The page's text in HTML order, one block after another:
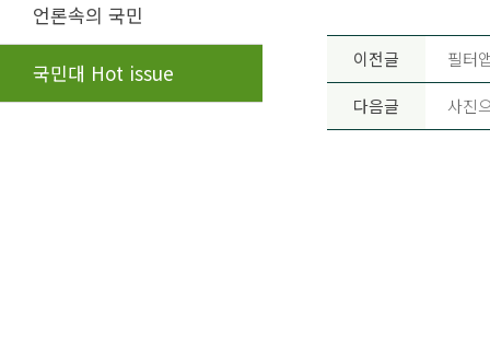
언론속의 국민
국민대 Hot issue
이전글 필터
다음글 사진